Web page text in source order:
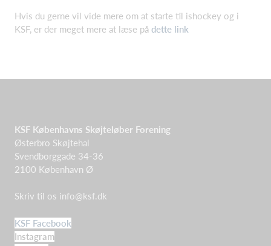
Hvis du gerne vil vide mere om at starte til ishockey og i
KSF, er der meget mere at læse på dette link
KSF Københavns Skøjteløber Forening
Østerbro Skøjtehal
Svendborggade 34-36
2100 København Ø
Skriv til os info@ksf.dk
KSF Facebook
Instagram